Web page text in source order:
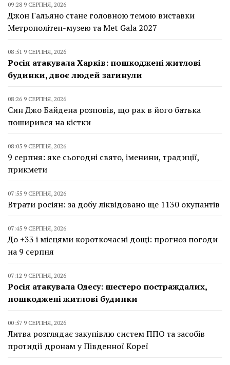
09:28 9 СЕРПНЯ, 2026
Джон Гальяно стане головною темою виставки
Метрополітен-музею та Met Gala 2027
08:51 9 СЕРПНЯ, 2026
Росія атакувала Харків: пошкоджені житлові
будинки, двоє людей загинули
08:26 9 СЕРПНЯ, 2026
Син Джо Байдена розповів, що рак в його батька
поширився на кістки
08:05 9 СЕРПНЯ, 2026
9 серпня: яке сьогодні свято, іменини, традиції,
прикмети
07:55 9 СЕРПНЯ, 2026
Втрати росіян: за добу ліквідовано ще 1130 окупантів
07:45 9 СЕРПНЯ, 2026
До +33 і місцями короткочасні дощі: прогноз погоди
на 9 серпня
07:12 9 СЕРПНЯ, 2026
Росія атакувала Одесу: шестеро постраждалих,
пошкоджені житлові будинки
00:57 9 СЕРПНЯ, 2026
Литва розглядає закупівлю систем ППО та засобів
протидії дронам у Південної Кореї